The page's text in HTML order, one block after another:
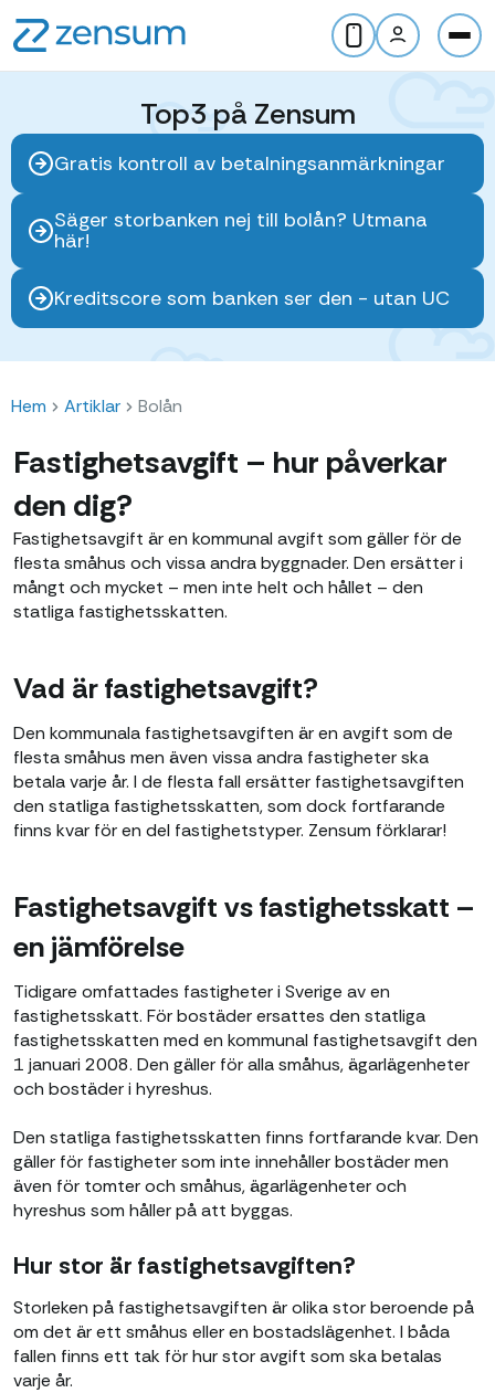
Top3 på Zensum
Gratis kontroll av betalningsanmärkningar
Säger storbanken nej till bolån? Utmana
här!
Kreditscore som banken ser den - utan UC
Hem Artiklar Bolån
Fastighetsavgift – hur påverkar
den dig?
Fastighetsavgift är en kommunal avgift som gäller för de
flesta småhus och vissa andra byggnader. Den ersätter i
mångt och mycket – men inte helt och hållet – den
statliga fastighetsskatten.
Vad är fastighetsavgift?
Den kommunala fastighetsavgiften är en avgift som de
flesta småhus men även vissa andra fastigheter ska
betala varje år. I de flesta fall ersätter fastighetsavgiften
den statliga fastighetsskatten, som dock fortfarande
finns kvar för en del fastighetstyper. Zensum förklarar!
Fastighetsavgift vs fastighetsskatt –
en jämförelse
Tidigare omfattades fastigheter i Sverige av en
fastighetsskatt. För bostäder ersattes den statliga
fastighetsskatten med en kommunal fastighetsavgift den
1 januari 2008. Den gäller för alla småhus, ägarlägenheter
och bostäder i hyreshus.
Den statliga fastighetsskatten finns fortfarande kvar. Den
gäller för fastigheter som inte innehåller bostäder men
även för tomter och småhus, ägarlägenheter och
hyreshus som håller på att byggas.
Hur stor är fastighetsavgiften?
Storleken på fastighetsavgiften är olika stor beroende på
om det är ett småhus eller en bostadslägenhet. I båda
fallen finns ett tak för hur stor avgift som ska betalas
varje år.